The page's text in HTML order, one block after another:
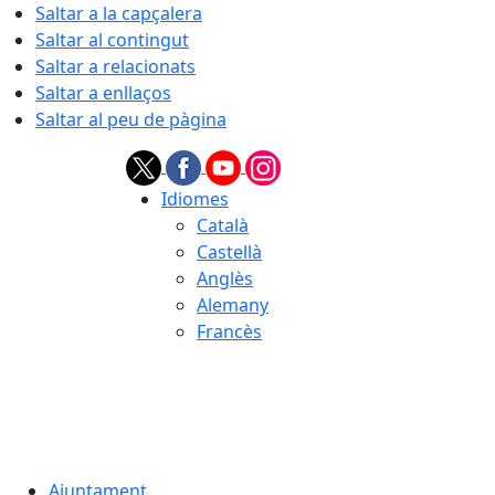
Saltar a la capçalera
Saltar al contingut
Saltar a relacionats
Saltar a enllaços
Saltar al peu de pàgina
Idiomes
Català
Castellà
Anglès
Alemany
Francès